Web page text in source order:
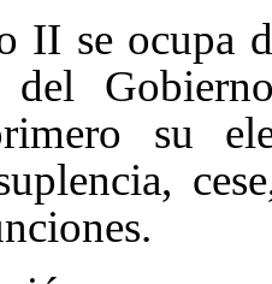
II se ocupa
del
su